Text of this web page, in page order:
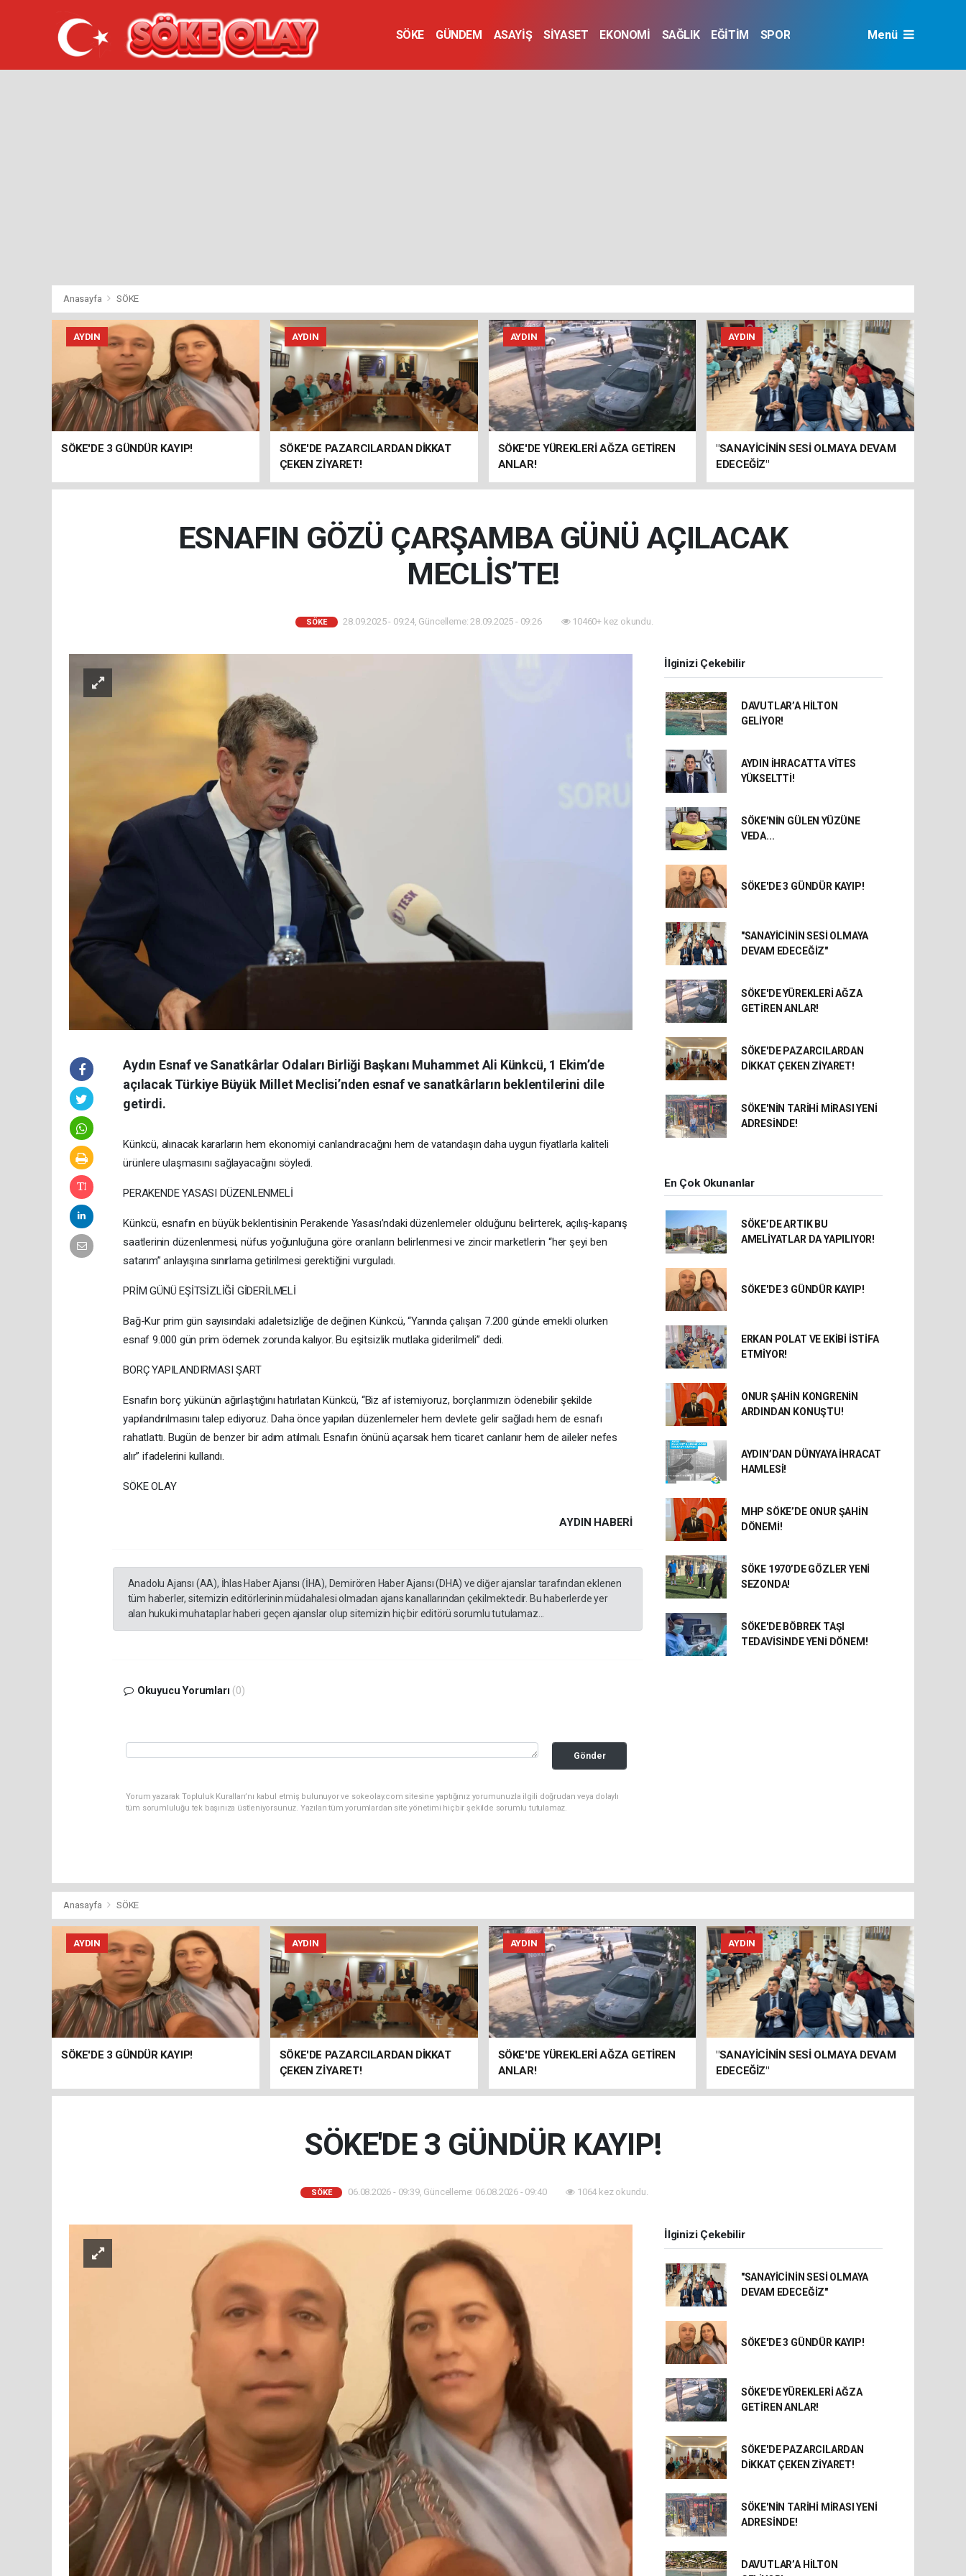
SÖKE GÜNDEM ASAYİŞ SİYASET EKONOMİ SAĞLIK EĞİTİM SPOR Menü
Anasayfa SÖKE
AYDIN
SÖKE'DE 3 GÜNDÜR KAYIP!
AYDIN
SÖKE'DE PAZARCILARDAN DİKKAT
ÇEKEN ZİYARET!
AYDIN
SÖKE'DE YÜREKLERİ AĞZA GETİREN
ANLAR!
AYDIN
"SANAYİCİNİN SESİ OLMAYA DEVAM
EDECEĞİZ"
ESNAFIN GÖZÜ ÇARŞAMBA GÜNÜ AÇILACAK
MECLİS’TE!
SÖKE 28.09.2025 - 09:24, Güncelleme: 28.09.2025 - 09:26 10460+ kez okundu.
Aydın Esnaf ve Sanatkârlar Odaları Birliği Başkanı Muhammet Ali Künkcü, 1 Ekim’de
açılacak Türkiye Büyük Millet Meclisi’nden esnaf ve sanatkârların beklentilerini dile
getirdi.
Künkcü, alınacak kararların hem ekonomiyi canlandıracağını hem de vatandaşın daha uygun fiyatlarla kaliteli
ürünlere ulaşmasını sağlayacağını söyledi.
PERAKENDE YASASI DÜZENLENMELİ
Künkcü, esnafın en büyük beklentisinin Perakende Yasası’ndaki düzenlemeler olduğunu belirterek, açılış-kapanış
saatlerinin düzenlenmesi, nüfus yoğunluğuna göre oranların belirlenmesi ve zincir marketlerin “her şeyi ben
satarım” anlayışına sınırlama getirilmesi gerektiğini vurguladı.
PRİM GÜNÜ EŞİTSİZLİĞİ GİDERİLMELİ
Bağ-Kur prim gün sayısındaki adaletsizliğe de değinen Künkcü, “Yanında çalışan 7.200 günde emekli olurken
esnaf 9.000 gün prim ödemek zorunda kalıyor. Bu eşitsizlik mutlaka giderilmeli” dedi.
BORÇ YAPILANDIRMASI ŞART
Esnafın borç yükünün ağırlaştığını hatırlatan Künkcü, “Biz af istemiyoruz, borçlarımızın ödenebilir şekilde
yapılandırılmasını talep ediyoruz. Daha önce yapılan düzenlemeler hem devlete gelir sağladı hem de esnafı
rahatlattı. Bugün de benzer bir adım atılmalı. Esnafın önünü açarsak hem ticaret canlanır hem de aileler nefes
alır” ifadelerini kullandı.
SÖKE OLAY
AYDIN HABERİ
Anadolu Ajansı (AA), İhlas Haber Ajansı (İHA), Demirören Haber Ajansı (DHA) ve diğer ajanslar tarafından eklenen
tüm haberler, sitemizin editörlerinin müdahalesi olmadan ajans kanallarından çekilmektedir. Bu haberlerde yer
alan hukuki muhataplar haberi geçen ajanslar olup sitemizin hiç bir editörü sorumlu tutulamaz...
Okuyucu Yorumları (0)
Gönder
Yorum yazarak Topluluk Kuralları’nı kabul etmiş bulunuyor ve sokeolay.com sitesine yaptığınız yorumunuzla ilgili doğrudan veya dolaylı
tüm sorumluluğu tek başınıza üstleniyorsunuz. Yazılan tüm yorumlardan site yönetimi hiçbir şekilde sorumlu tutulamaz.
İlginizi Çekebilir
DAVUTLAR’A HİLTON
GELİYOR!
AYDIN İHRACATTA VİTES
YÜKSELTTİ!
SÖKE'NİN GÜLEN YÜZÜNE
VEDA...
SÖKE'DE 3 GÜNDÜR KAYIP!
"SANAYİCİNİN SESİ OLMAYA
DEVAM EDECEĞİZ"
SÖKE'DE YÜREKLERİ AĞZA
GETİREN ANLAR!
SÖKE'DE PAZARCILARDAN
DİKKAT ÇEKEN ZİYARET!
SÖKE'NİN TARİHİ MİRASI YENİ
ADRESİNDE!
En Çok Okunanlar
SÖKE’DE ARTIK BU
AMELİYATLAR DA YAPILIYOR!
SÖKE'DE 3 GÜNDÜR KAYIP!
ERKAN POLAT VE EKİBİ İSTİFA
ETMİYOR!
ONUR ŞAHİN KONGRENİN
ARDINDAN KONUŞTU!
AYDIN’DAN DÜNYAYA İHRACAT
HAMLESİ!
MHP SÖKE’DE ONUR ŞAHİN
DÖNEMİ!
SÖKE 1970’DE GÖZLER YENİ
SEZONDA!
SÖKE'DE BÖBREK TAŞI
TEDAVİSİNDE YENİ DÖNEM!
Anasayfa SÖKE
AYDIN
SÖKE'DE 3 GÜNDÜR KAYIP!
AYDIN
SÖKE'DE PAZARCILARDAN DİKKAT
ÇEKEN ZİYARET!
AYDIN
SÖKE'DE YÜREKLERİ AĞZA GETİREN
ANLAR!
AYDIN
"SANAYİCİNİN SESİ OLMAYA DEVAM
EDECEĞİZ"
SÖKE'DE 3 GÜNDÜR KAYIP!
SÖKE 06.08.2026 - 09:39, Güncelleme: 06.08.2026 - 09:40 1064 kez okundu.
İlginizi Çekebilir
"SANAYİCİNİN SESİ OLMAYA
DEVAM EDECEĞİZ"
SÖKE'DE 3 GÜNDÜR KAYIP!
SÖKE'DE YÜREKLERİ AĞZA
GETİREN ANLAR!
SÖKE'DE PAZARCILARDAN
DİKKAT ÇEKEN ZİYARET!
SÖKE'NİN TARİHİ MİRASI YENİ
ADRESİNDE!
DAVUTLAR’A HİLTON